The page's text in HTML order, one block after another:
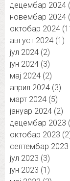
децембар 2024
новембар 2024
октобар 2024
август 2024 (1)
јул 2024 (2)
јун 2024 (3)
мај 2024 (2)
април 2024 (3)
март 2024 (5)
јануар 2024 (2)
децембар 2023
октобар 2023
септембар 2023
јул 2023 (3)
јун 2023 (1)